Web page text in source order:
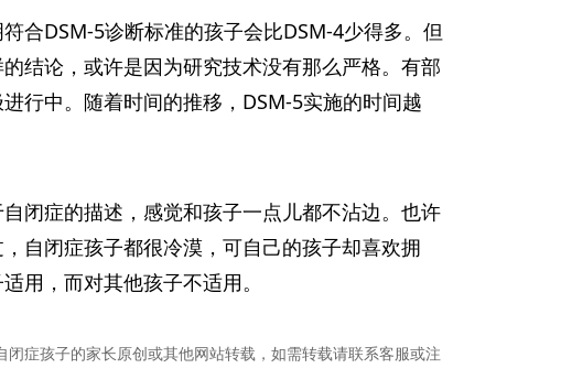
合DSM-5诊断标准的孩子会比DSM-4少得多。但
结论，或许是因为研究技术没有那么严格。有部
行中。随着时间的推移，DSM-5实施的时间越
闭症的描述，感觉和孩子一点儿都不沾边。也许
自闭症孩子都很冷漠，可自己的孩子却喜欢拥
用，而对其他孩子不适用。
症孩子的家长原创或其他网站转载，如需转载请联系客服或注